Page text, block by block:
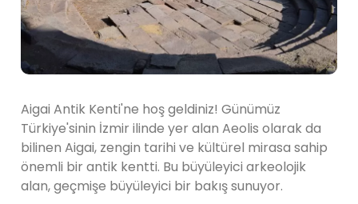
Aigai Antik Kenti'ne hoş geldiniz! Günümüz
Türkiye'sinin İzmir ilinde yer alan Aeolis olarak da
bilinen Aigai, zengin tarihi ve kültürel mirasa sahip
önemli bir antik kentti. Bu büyüleyici arkeolojik
alan, geçmişe büyüleyici bir bakış sunuyor.